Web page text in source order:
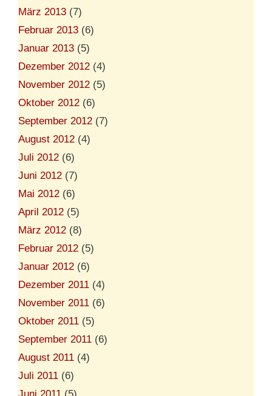
März 2013 (7)
Februar 2013 (6)
Januar 2013 (5)
Dezember 2012 (4)
November 2012 (5)
Oktober 2012 (6)
September 2012 (7)
August 2012 (4)
Juli 2012 (6)
Juni 2012 (7)
Mai 2012 (6)
April 2012 (5)
März 2012 (8)
Februar 2012 (5)
Januar 2012 (6)
Dezember 2011 (4)
November 2011 (6)
Oktober 2011 (5)
September 2011 (6)
August 2011 (4)
Juli 2011 (6)